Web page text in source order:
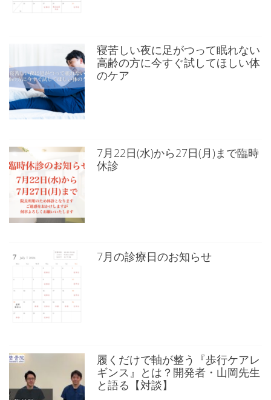
寝苦しい夜に足がつって眠れない
高齢の方に今すぐ試してほしい体
のケア
7月22日(水)から27日(月)まで臨時
休診
7月の診療日のお知らせ
履くだけで軸が整う『歩行ケアレ
ギンス』とは？開発者・山岡先生
と語る【対談】